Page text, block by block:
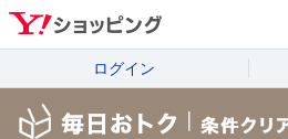
ログイン